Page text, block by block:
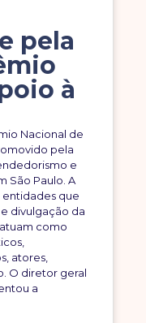
pela
à
Nacional de
pela
e
São Paulo. A
entidades que
divulgação da
como
atores,
O diretor geral
a